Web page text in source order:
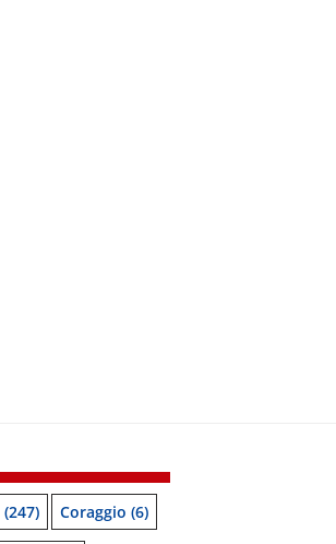
(247) Coraggio (6)